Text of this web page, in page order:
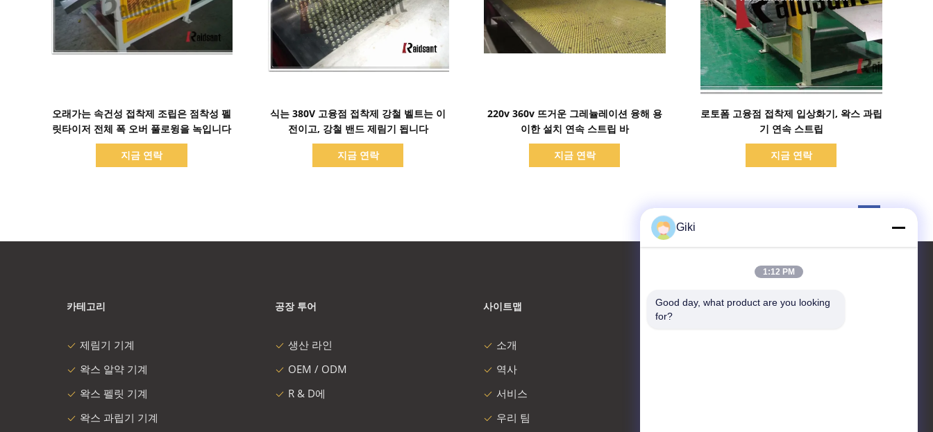
오래가는 속건성 접착제 조립은 점착성 펠
릿타이저 전체 폭 오버 풀로윙을 녹입니다
지금 연락
식는 380V 고융점 접착제 강철 벨트는 이
전이고, 강철 밴드 제림기 됩니다
지금 연락
220v 360v 뜨거운 그레뉼레이션 융해 용
이한 설치 연속 스트립 바
지금 연락
로토폼 고융점 접착제 입상화기, 왁스 과립
기 연속 스트립
지금 연락
카테고리
제림기 기계
왁스 알약 기계
왁스 펠릿 기계
왁스 과립기 기계
공장 투어
생산 라인
OEM / ODM
R & D에
사이트맵
소개
역사
서비스
우리 팀
연락처
Giki
1:12 PM
Good day, what product are you looking
for?